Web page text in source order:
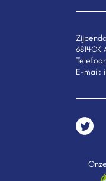
6814CK
E-mail: